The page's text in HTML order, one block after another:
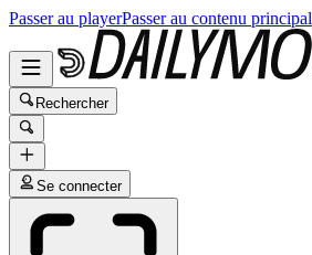
Passer au playerPasser au contenu principal
Rechercher
Se connecter